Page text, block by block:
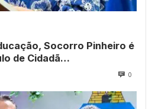
Socorro Pinheiro é
de Cidadã
0